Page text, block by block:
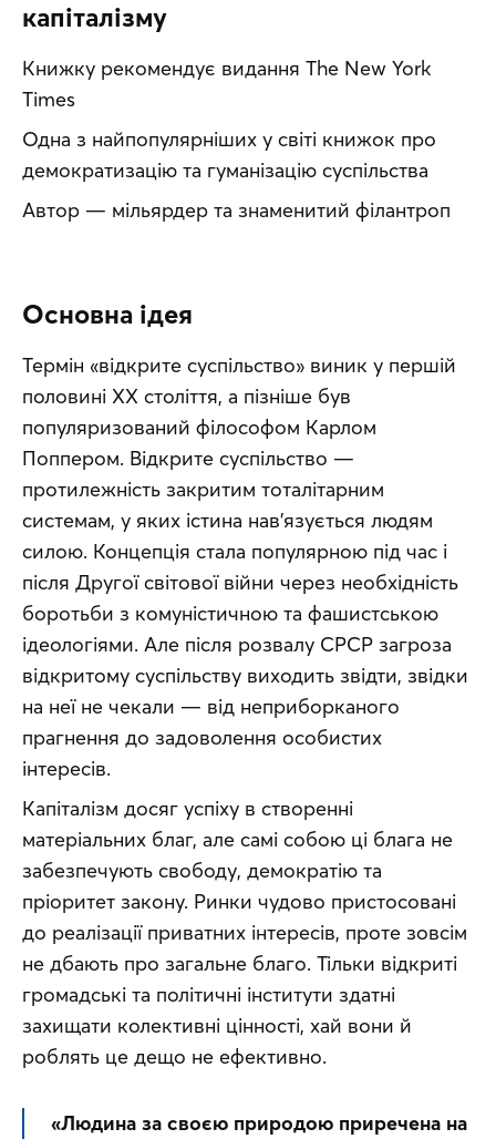
капіталізму
Книжку рекомендує видання The New York
Times
Одна з найпопулярніших у світі книжок про
демократизацію та гуманізацію суспільства
Автор — мільярдер та знаменитий філантроп
Основна ідея
Термін «відкрите суспільство» виник у першій
половині XX століття, а пізніше був
популяризований філософом Карлом
Поппером. Відкрите суспільство —
протилежність закритим тоталітарним
системам, у яких істина нав’язується людям
силою. Концепція стала популярною під час і
після Другої світової війни через необхідність
боротьби з комуністичною та фашистською
ідеологіями. Але після розвалу СРСР загроза
відкритому суспільству виходить звідти, звідки
на неї не чекали — від неприборканого
прагнення до задоволення особистих
інтересів.
Капіталізм досяг успіху в створенні
матеріальних благ, але самі собою ці блага не
забезпечують свободу, демократію та
пріоритет закону. Ринки чудово пристосовані
до реалізації приватних інтересів, проте зовсім
не дбають про загальне благо. Тільки відкриті
громадські та політичні інститути здатні
захищати колективні цінності, хай вони й
роблять це дещо не ефективно.
«Людина за своєю природою приречена на